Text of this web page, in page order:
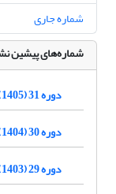
شماره جاری
شماره‌های پیشین
دوره 31 (1405)
دوره 30 (1404)
دوره 29 (1403)